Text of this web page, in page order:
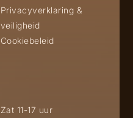
Privacyverklaring &
veiligheid
Cookiebeleid
Zat 11-17 uur